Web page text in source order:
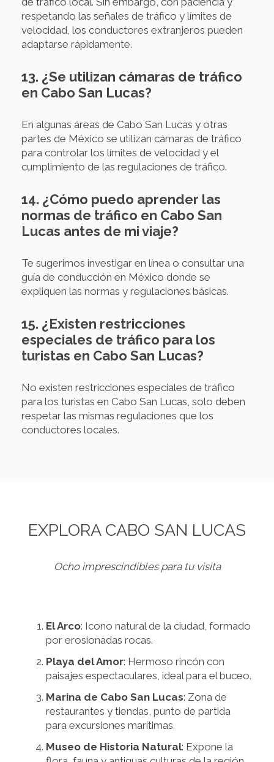
respetando las señales de tráfico y límites de
velocidad, los conductores extranjeros pueden
adaptarse rápidamente.
13. ¿Se utilizan cámaras de tráfico
en Cabo San Lucas?
En algunas áreas de Cabo San Lucas y otras
partes de México se utilizan cámaras de tráfico
para controlar los límites de velocidad y el
cumplimiento de las regulaciones de tráfico.
14. ¿Cómo puedo aprender las
normas de tráfico en Cabo San
Lucas antes de mi viaje?
Te sugerimos investigar en línea o consultar una
guía de conducción en México donde se
expliquen las normas y regulaciones básicas.
15. ¿Existen restricciones
especiales de tráfico para los
turistas en Cabo San Lucas?
No existen restricciones especiales de tráfico
para los turistas en Cabo San Lucas, solo deben
respetar las mismas regulaciones que los
conductores locales.
EXPLORA CABO SAN LUCAS
Ocho imprescindibles para tu visita
El Arco: Icono natural de la ciudad, formado
por erosionadas rocas.
Playa del Amor: Hermoso rincón con
paisajes espectaculares, ideal para el buceo.
Marina de Cabo San Lucas: Zona de
restaurantes y tiendas, punto de partida
para excursiones marítimas.
Museo de Historia Natural: Expone la